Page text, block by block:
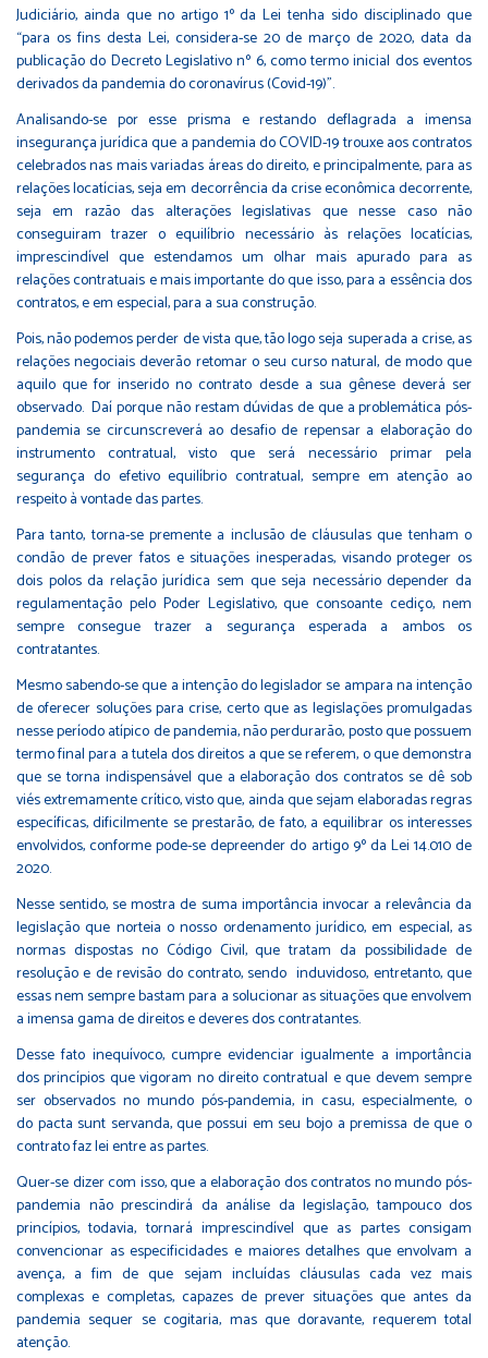
Judiciário, ainda que no artigo 1º da Lei tenha sido disciplinado que
“para os fins desta Lei, considera-se 20 de março de 2020, data da
publicação do Decreto Legislativo nº 6, como termo inicial dos eventos
derivados da pandemia do coronavírus (Covid-19)”.
Analisando-se por esse prisma e restando deflagrada a imensa
insegurança jurídica que a pandemia do COVID-19 trouxe aos contratos
celebrados nas mais variadas áreas do direito, e principalmente, para as
relações locatícias, seja em decorrência da crise econômica decorrente,
seja em razão das alterações legislativas que nesse caso não
conseguiram trazer o equilíbrio necessário às relações locatícias,
imprescindível que estendamos um olhar mais apurado para as
relações contratuais e mais importante do que isso, para a essência dos
contratos, e em especial, para a sua construção.
Pois, não podemos perder de vista que, tão logo seja superada a crise, as
relações negociais deverão retomar o seu curso natural, de modo que
aquilo que for inserido no contrato desde a sua gênese deverá ser
observado. Daí porque não restam dúvidas de que a problemática pós-
pandemia se circunscreverá ao desafio de repensar a elaboração do
instrumento contratual, visto que será necessário primar pela
segurança do efetivo equilíbrio contratual, sempre em atenção ao
respeito à vontade das partes.
Para tanto, torna-se premente a inclusão de cláusulas que tenham o
condão de prever fatos e situações inesperadas, visando proteger os
dois polos da relação jurídica sem que seja necessário depender da
regulamentação pelo Poder Legislativo, que consoante cediço, nem
sempre consegue trazer a segurança esperada a ambos os
contratantes.
Mesmo sabendo-se que a intenção do legislador se ampara na intenção
de oferecer soluções para crise, certo que as legislações promulgadas
nesse período atípico de pandemia, não perdurarão, posto que possuem
termo final para a tutela dos direitos a que se referem, o que demonstra
que se torna indispensável que a elaboração dos contratos se dê sob
viés extremamente crítico, visto que, ainda que sejam elaboradas regras
específicas, dificilmente se prestarão, de fato, a equilibrar os interesses
envolvidos, conforme pode-se depreender do artigo 9º da Lei 14.010 de
2020.
Nesse sentido, se mostra de suma importância invocar a relevância da
legislação que norteia o nosso ordenamento jurídico, em especial, as
normas dispostas no Código Civil, que tratam da possibilidade de
resolução e de revisão do contrato, sendo induvidoso, entretanto, que
essas nem sempre bastam para a solucionar as situações que envolvem
a imensa gama de direitos e deveres dos contratantes.
Desse fato inequívoco, cumpre evidenciar igualmente a importância
dos princípios que vigoram no direito contratual e que devem sempre
ser observados no mundo pós-pandemia, in casu, especialmente, o
do pacta sunt servanda, que possui em seu bojo a premissa de que o
contrato faz lei entre as partes.
Quer-se dizer com isso, que a elaboração dos contratos no mundo pós-
pandemia não prescindirá da análise da legislação, tampouco dos
princípios, todavia, tornará imprescindível que as partes consigam
convencionar as especificidades e maiores detalhes que envolvam a
avença, a fim de que sejam incluídas cláusulas cada vez mais
complexas e completas, capazes de prever situações que antes da
pandemia sequer se cogitaria, mas que doravante, requerem total
atenção.